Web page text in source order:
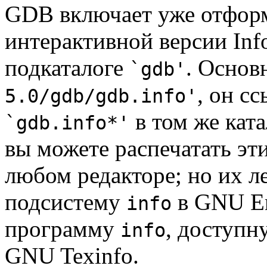
GDB включает уже
интерактивной версии
подкаталоге `gdb' .
5.0/gdb/gdb.info' , он
`gdb.info*' в том же
вы можете распечатать
любом редакторе; но их
подсистему info в GNU
программу info,
GNU Texinfo.